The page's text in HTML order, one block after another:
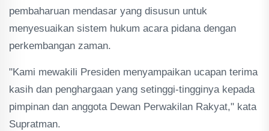
pembaharuan mendasar yang disusun untuk
menyesuaikan sistem hukum acara pidana dengan
perkembangan zaman.
"Kami mewakili Presiden menyampaikan ucapan terima
kasih dan penghargaan yang setinggi-tingginya kepada
pimpinan dan anggota Dewan Perwakilan Rakyat," kata
Supratman.